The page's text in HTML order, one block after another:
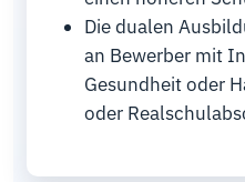
Die dualen
an Bewerber mit
Gesundheit oder
oder